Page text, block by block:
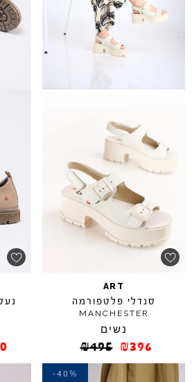
ART
סנדלי פלטפורמה
MANCHESTER
נשים
₪495 ₪396
-40%